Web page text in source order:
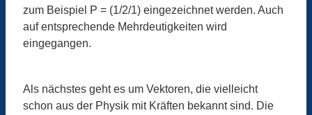
zum Beispiel P = (1/2/1) eingezeichnet werden. Auch
auf entsprechende Mehrdeutigkeiten wird
eingegangen.
Als nächstes geht es um Vektoren, die vielleicht
schon aus der Physik mit Kräften bekannt sind. Die